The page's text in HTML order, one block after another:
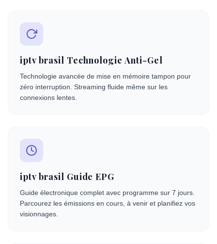
iptv brasil Technologie Anti-Gel
Technologie avancée de mise en mémoire tampon pour
zéro interruption. Streaming fluide même sur les
connexions lentes.
iptv brasil Guide EPG
Guide électronique complet avec programme sur 7 jours.
Parcourez les émissions en cours, à venir et planifiez vos
visionnages.